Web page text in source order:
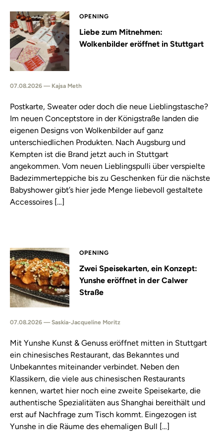
OPENING
Liebe zum Mitnehmen:
Wolkenbilder eröffnet in Stuttgart
07.08.2026 — Kajsa Meth
Postkarte, Sweater oder doch die neue Lieblingstasche?
Im neuen Conceptstore in der Königstraße landen die
eigenen Designs von Wolkenbilder auf ganz
unterschiedlichen Produkten. Nach Augsburg und
Kempten ist die Brand jetzt auch in Stuttgart
angekommen. Vom neuen Lieblingspulli über verspielte
Badezimmerteppiche bis zu Geschenken für die nächste
Babyshower gibt’s hier jede Menge liebevoll gestaltete
Accessoires […]
OPENING
Zwei Speisekarten, ein Konzept:
Yunshe eröffnet in der Calwer
Straße
07.08.2026 — Saskia-Jacqueline Moritz
Mit Yunshe Kunst & Genuss eröffnet mitten in Stuttgart
ein chinesisches Restaurant, das Bekanntes und
Unbekanntes miteinander verbindet. Neben den
Klassikern, die viele aus chinesischen Restaurants
kennen, wartet hier noch eine zweite Speisekarte, die
authentische Spezialitäten aus Shanghai bereithält und
erst auf Nachfrage zum Tisch kommt. Eingezogen ist
Yunshe in die Räume des ehemaligen Bull […]